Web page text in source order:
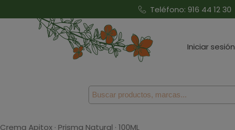
Teléfono: 916 44 12 30
Iniciar sesión
Crema Apitox · Prisma Natural · 100ML